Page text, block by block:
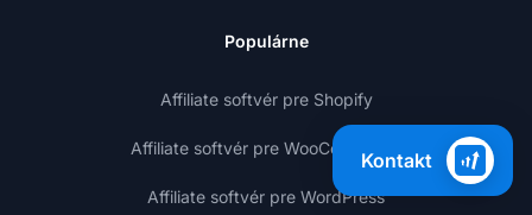
Populárne
Affiliate softvér pre Shopify
Affiliate softvér pre WooCommerce
Affiliate softvér pre WordPress
Kontakt